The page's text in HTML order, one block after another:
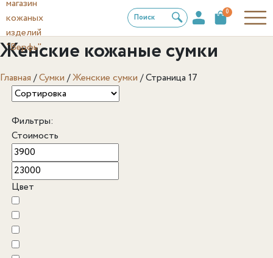
Поиск
0
Женские кожаные сумки
Главная /Сумки /Женские сумки /Страница 17
Фильтры:
Стоимость
Цвет